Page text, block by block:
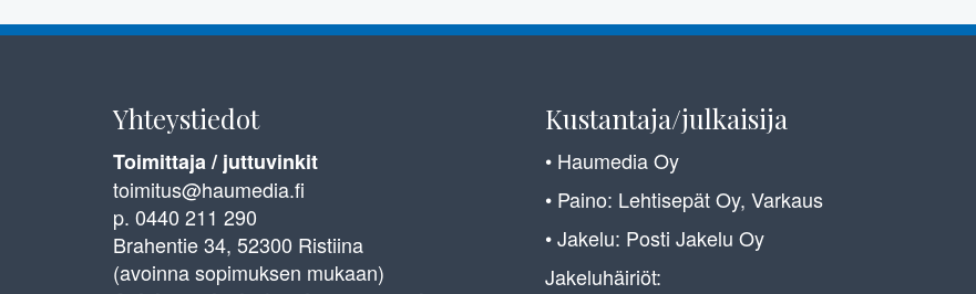
Yhteystiedot
Toimittaja / juttuvinkit
toimitus@haumedia.fi
p. 0440 211 290
Brahentie 34, 52300 Ristiina
(avoinna sopimuksen mukaan)
Kustantaja/julkaisija
• Haumedia Oy
• Paino: Lehtisepät Oy, Varkaus
• Jakelu: Posti Jakelu Oy
Jakeluhäiriöt: